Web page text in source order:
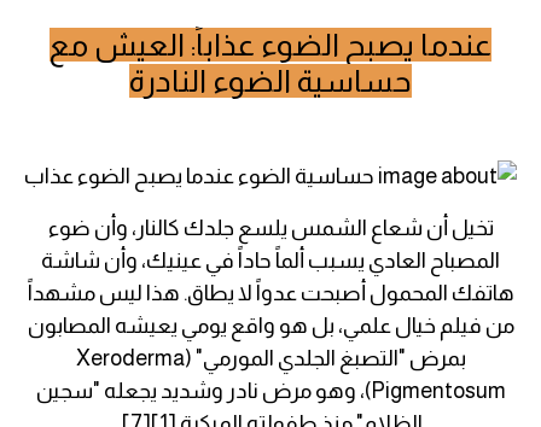
عندما يصبح الضوء عذاباً: العيش مع
حساسية الضوء النادرة
تخيل أن شعاع الشمس يلسع جلدك كالنار، وأن ضوء
المصباح العادي يسبب ألماً حاداً في عينيك، وأن شاشة
هاتفك المحمول أصبحت عدواً لا يطاق. هذا ليس مشهداً
من فيلم خيال علمي، بل هو واقع يومي يعيشه المصابون
بمرض "التصبغ الجلدي المورمي" (Xeroderma
Pigmentosum)، وهو مرض نادر وشديد يجعله "سجين